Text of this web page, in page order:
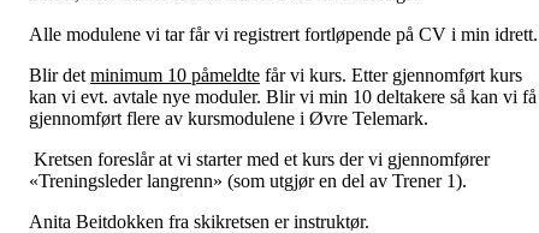
Alle modulene vi tar får vi registrert fortløpende på CV i min idrett.
Blir det minimum 10 påmeldte får vi kurs. Etter gjennomført kurs
kan vi evt. avtale nye moduler. Blir vi min 10 deltakere så kan vi få
gjennomført flere av kursmodulene i Øvre Telemark.
Kretsen foreslår at vi starter med et kurs der vi gjennomfører
«Treningsleder langrenn» (som utgjør en del av Trener 1).
Anita Beitdokken fra skikretsen er instruktør.